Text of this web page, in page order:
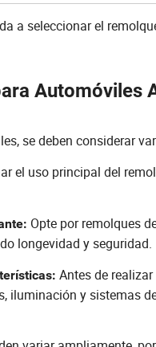
a seleccionar el
Automóviles
se deben considerar
el uso principal del
Opte por remolques
longevidad y seguridad.
Antes de
iluminación y sistemas